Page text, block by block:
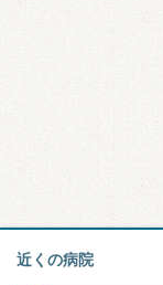
近くの病院